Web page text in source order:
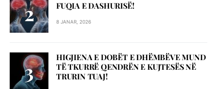
FUQIA E DASHURISË!
8 JANAR, 2026
HIGJIENA E DOBËT E DHËMBËVE MUND
TË TKURRË QENDRËN E KUJTESËS NË
TRURIN TUAJ!